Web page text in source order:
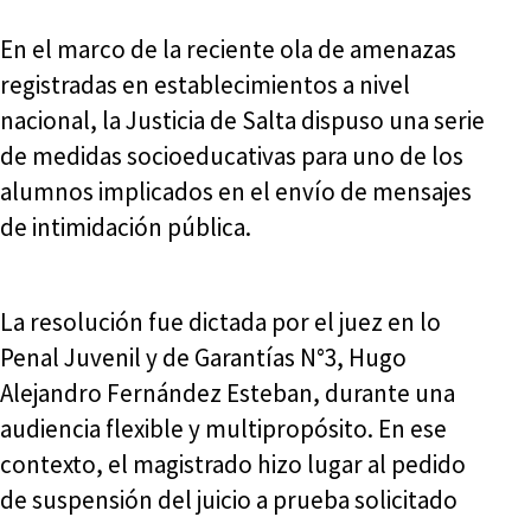
En el marco de la reciente ola de amenazas
registradas en establecimientos a nivel
nacional, la Justicia de Salta dispuso una serie
de medidas socioeducativas para uno de los
alumnos implicados en el envío de mensajes
de intimidación pública.
La resolución fue dictada por el juez en lo
Penal Juvenil y de Garantías N°3, Hugo
Alejandro Fernández Esteban, durante una
audiencia flexible y multipropósito. En ese
contexto, el magistrado hizo lugar al pedido
de suspensión del juicio a prueba solicitado